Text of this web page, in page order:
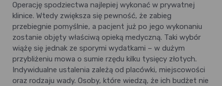
Operację spodziectwa najlepiej wykonać w prywatnej
klinice. Wtedy zwiększa się pewność, że zabieg
przebiegnie pomyślnie, a pacjent już po jego wykonaniu
zostanie objęty właściwą opieką medyczną. Taki wybór
wiążę się jednak ze sporymi wydatkami – w dużym
przybliżeniu mowa o sumie rzędu kilku tysięcy złotych.
Indywidualne ustalenia zależą od placówki, miejscowości
oraz rodzaju wady. Osoby, które wiedzą, że ich budżet nie